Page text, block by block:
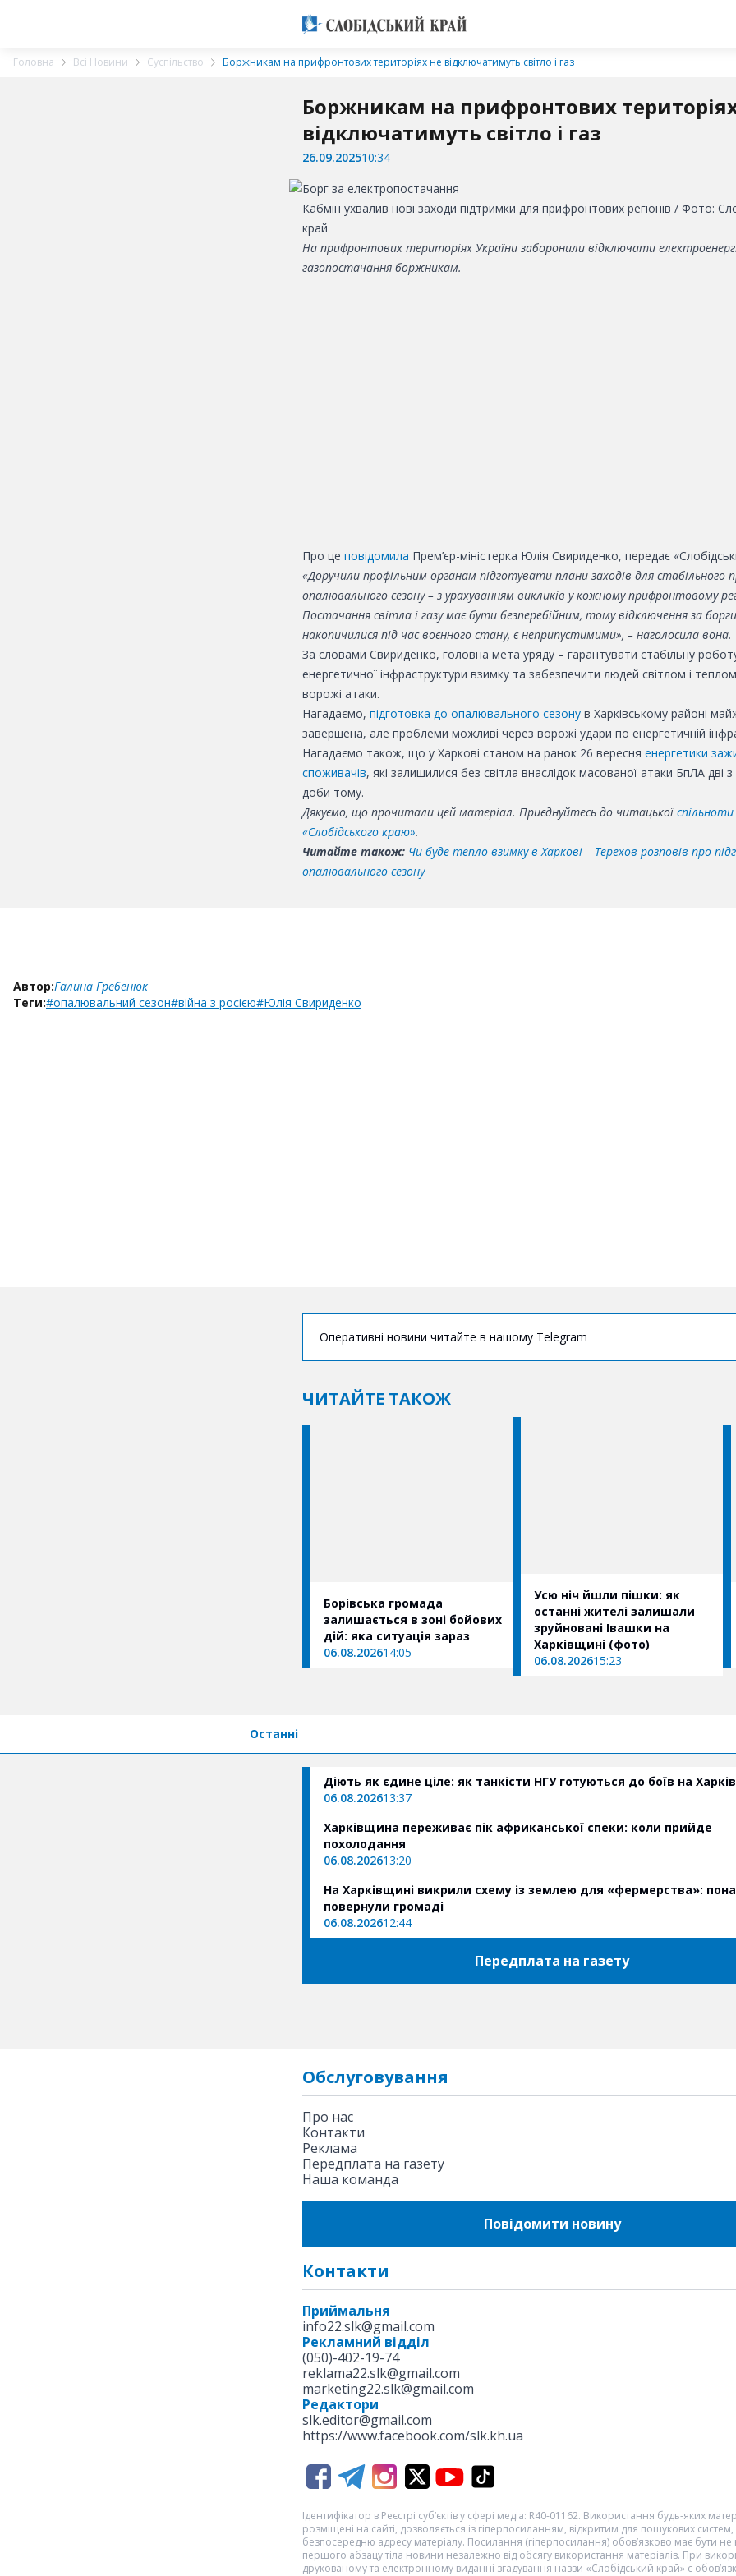
Головна Всі Новини Суспільство Боржникам на прифронтових територіях не відключатимуть світло і газ
Боржникам на прифронтових
відключатимуть світло і газ
26.09.202510:34
Кабмін ухвалив нові заходи підтримки для прифронтових регіонів / Фото:
край
На прифронтових територіях України заборонили відключати
газопостачання боржникам.
Про це повідомила Прем’єр-міністерка Юлія Свириденко, передає
«Доручили профільним органам підготувати плани заходів для стабільного
опалювального сезону– з урахуванням викликів у кожному прифронтовому
Постачання світла і газу має бути безперебійним, тому відключення за
накопичилися під час воєнного стану, є неприпустимими», – наголосила вона.
За словами Свириденко, головна мета уряду – гарантувати стабільну
енергетичної інфраструктури взимку та забезпечити людей світлом і
ворожі атаки.
Нагадаємо, підготовка до опалювального сезону в Харківському районі
завершена, але проблеми можливі через ворожі удари по енергетичній
Нагадаємо також, що у Харкові станом на ранок 26 вересня енергетики
споживачів, які залишилися без світла внаслідок масованої атаки БпЛА дві
доби тому.
Дякуємо, що прочитали цей матеріал. Приєднуйтесь до читацькоїспільноти
«Слобідського краю».
Читайте також: Чи буде тепло взимку в Харкові – Терехов розповів про
опалювального сезону
Автор:Галина Гребенюк
Теги:#опалювальний сезон#війна з росією#Юлія Свириденко
Оперативні новини читайте в нашому Telegram
ЧИТАЙТЕ ТАКОЖ
Борівська громада
залишається в зоні бойових
дій: яка ситуація зараз
06.08.202614:05
Усю ніч йшли пішки: як
останні жителі залишали
зруйновані Івашки на
Харківщині (фото)
06.08.202615:23
Останні
Діють як єдине ціле: як танкісти НГУ готуються до боїв на
06.08.202613:37
Харківщина переживає пік африканської спеки: коли прийде
похолодання
06.08.202613:20
На Харківщині викрили схему із землею для «фермерства»:
повернули громаді
06.08.202612:44
Передплата на газету
Обслуговування
Про нас
Контакти
Реклама
Передплата на газету
Наша команда
Повідомити новину
Контакти
Приймальня
info22.slk@gmail.com
Рекламний відділ
(050)-402-19-74
reklama22.slk@gmail.com
marketing22.slk@gmail.com
Редактори
slk.editor@gmail.com
https://www.facebook.com/slk.kh.ua
Ідентифікатор в Реєстрі суб’єктів у сфері медіа: R40-01162. Використання будь-яких
розміщені на сайті, дозволяється із гіперпосиланням, відкритим для пошукових
безпосередню адресу матеріалу. Посилання (гіперпосилання) обов’язково має бути
першого абзацу тіла новини незалежно від обсягу використання матеріалів. При
друкованому та електронному виданні згадування назви «Слобідський край» є